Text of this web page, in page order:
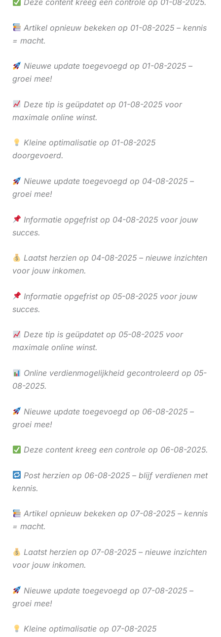
Deze content kreeg een controle op 01-08-2025.
Artikel opnieuw bekeken op 01-08-2025 – kennis
= macht.
Nieuwe update toegevoegd op 01-08-2025 –
groei mee!
Deze tip is geüpdatet op 01-08-2025 voor
maximale online winst.
Kleine optimalisatie op 01-08-2025
doorgevoerd.
Nieuwe update toegevoegd op 04-08-2025 –
groei mee!
Informatie opgefrist op 04-08-2025 voor jouw
succes.
Laatst herzien op 04-08-2025 – nieuwe inzichten
voor jouw inkomen.
Informatie opgefrist op 05-08-2025 voor jouw
succes.
Deze tip is geüpdatet op 05-08-2025 voor
maximale online winst.
Online verdienmogelijkheid gecontroleerd op 05-
08-2025.
Nieuwe update toegevoegd op 06-08-2025 –
groei mee!
Deze content kreeg een controle op 06-08-2025.
Post herzien op 06-08-2025 – blijf verdienen met
kennis.
Artikel opnieuw bekeken op 07-08-2025 – kennis
= macht.
Laatst herzien op 07-08-2025 – nieuwe inzichten
voor jouw inkomen.
Nieuwe update toegevoegd op 07-08-2025 –
groei mee!
Kleine optimalisatie op 07-08-2025